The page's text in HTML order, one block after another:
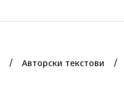
Авторски текстови